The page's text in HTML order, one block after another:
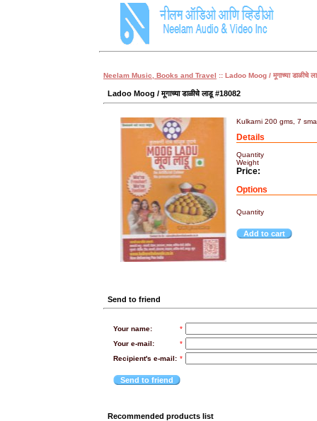
Neelam Music, Books and Travel :: Ladoo Moog / मूगाच्या डाळीचे
Ladoo Moog / मूगाच्या डाळीचे लाडू #18082
Kulkarni 200 gms, 7
Details
Quantity
Weight
Price:
Options
Quantity
Add to cart
Send to friend
Your name:
*
Your e-mail:
*
Recipient's e-mail: *
Send to friend
Recommended products list